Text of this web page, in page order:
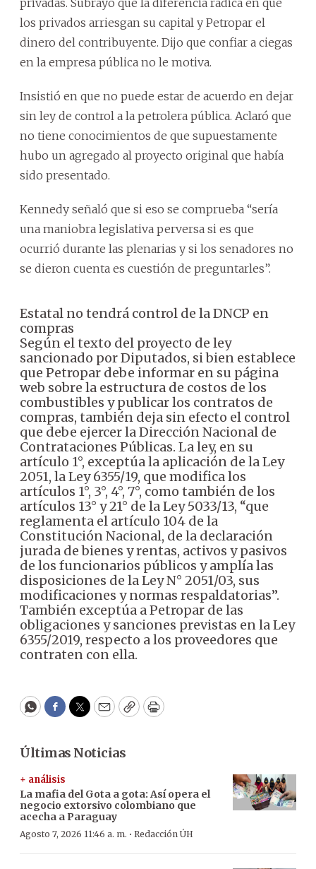
privadas. Subrayó que la diferencia radica en que
los privados arriesgan su capital y Petropar el
dinero del contribuyente. Dijo que confiar a ciegas
en la empresa pública no le motiva.
Insistió en que no puede estar de acuerdo en dejar
sin ley de control a la petrolera pública. Aclaró que
no tiene conocimientos de que supuestamente
hubo un agregado al proyecto original que había
sido presentado.
Kennedy señaló que si eso se comprueba “sería
una maniobra legislativa perversa si es que
ocurrió durante las plenarias y si los senadores no
se dieron cuenta es cuestión de preguntarles”.
Estatal no tendrá control de la DNCP en
compras
Según el texto del proyecto de ley
sancionado por Diputados, si bien establece
que Petropar debe informar en su página
web sobre la estructura de costos de los
combustibles y publicar los contratos de
compras, también deja sin efecto el control
que debe ejercer la Dirección Nacional de
Contrataciones Públicas. La ley, en su
artículo 1°, exceptúa la aplicación de la Ley
2051, la Ley 6355/19, que modifica los
artículos 1°, 3°, 4°, 7°, como también de los
artículos 13° y 21° de la Ley 5033/13, “que
reglamenta el artículo 104 de la
Constitución Nacional, de la declaración
jurada de bienes y rentas, activos y pasivos
de los funcionarios públicos y amplía las
disposiciones de la Ley N° 2051/03, sus
modificaciones y normas respaldatorias”.
También exceptúa a Petropar de las
obligaciones y sanciones previstas en la Ley
6355/2019, respecto a los proveedores que
contraten con ella.
WhatsApp
Facebook
Twitter
EmailCopyPrint
Últimas Noticias
+ análisis
La mafia del Gota a gota: Así opera el
negocio extorsivo colombiano que
acecha a Paraguay
Agosto 7, 2026 11:46 a. m. · Redacción ÚH